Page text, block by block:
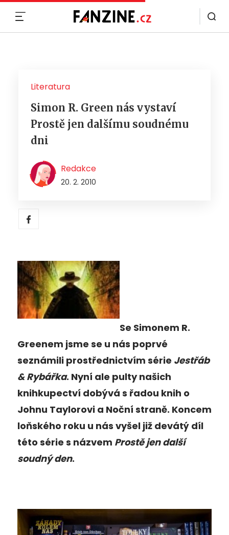
Literatura
Simon R. Green nás vystaví
Prostě jen dalšímu soudnému
dni
Redakce
20. 2. 2010
Se Simonem R.
Greenem jsme se u nás poprvé
seznámili prostřednictvím série Jestřáb
& Rybářka. Nyní ale pulty našich
knihkupectví dobývá s řadou knih o
Johnu Taylorovi a Noční straně. Koncem
loňského roku u nás vyšel již devátý díl
této série s názvem Prostě jen další
soudný den.